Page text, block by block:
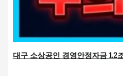
대구 소상공인 경영안정자금 1.2